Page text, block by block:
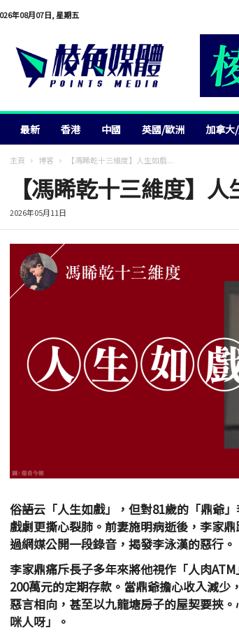
年08月07日, 星期五
最新 香港 中國 英國/歐洲 加拿大
主頁 博客 【馮睎乾十三維度】人生如戲...
【馮睎乾十三維度】
2026年05月11日
俗語云「人生如戲」，但對81歲的「鼎爺
戲劇更撕心裂肺。前妻施明病逝後，李家
過網媒公開一段錄音，揭發李泳漢的惡行。
李家鼎痛斥長子多年來將他視作「人肉
200萬元的定期存款。當鼎爺擔心收入減
惡言相向，甚至以九龍塘房子的屋契要挾
咪人呀」。